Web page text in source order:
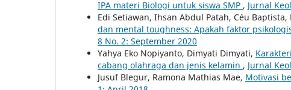
IPA materi Biologi untuk siswa SMP , Jurnal
Edi Setiawan, Ihsan Abdul Patah, Céu
dan mental toughness: Apakah faktor
8 No. 2: September 2020
Yahya Eko Nopiyanto, Dimyati Dimyati,
cabang olahraga dan jenis kelamin , Jurnal
Jusuf Blegur, Ramona Mathias Mae, Motivasi